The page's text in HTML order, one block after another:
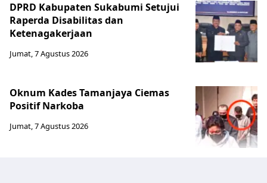
DPRD Kabupaten Sukabumi Setujui
Raperda Disabilitas dan
Ketenagakerjaan
Jumat, 7 Agustus 2026
Oknum Kades Tamanjaya Ciemas
Positif Narkoba
Jumat, 7 Agustus 2026